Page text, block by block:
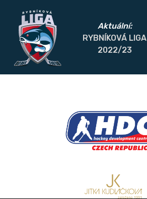
Aktuální:
RYBNÍKOVÁ LIGA
2022/23